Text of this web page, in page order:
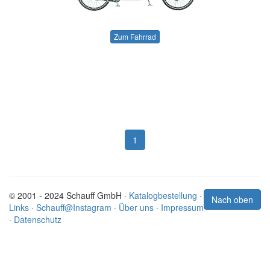
Zum Fahrrad
1
Nach oben
© 2001 - 2024 Schauff GmbH · Katalogbestellung ·
Links · Schauff@Instagram · Über uns · Impressum
· Datenschutz